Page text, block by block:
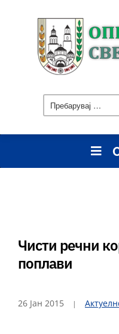
за:
Чисти речни
поплави
26 Јан 2015